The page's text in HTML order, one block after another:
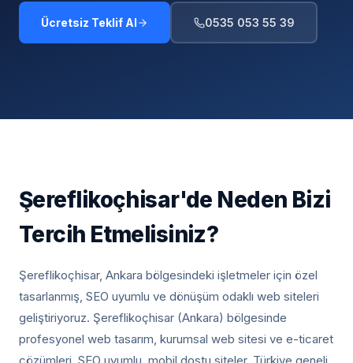
Ücretsiz Teklif Al 0535 053 55 39
Şereflikoçhisar'de Neden Bizi
Tercih Etmelisiniz?
Şereflikoçhisar, Ankara bölgesindeki işletmeler için özel
tasarlanmış, SEO uyumlu ve dönüşüm odaklı web siteleri
geliştiriyoruz. Şereflikoçhisar (Ankara) bölgesinde
profesyonel web tasarım, kurumsal web sitesi ve e-ticaret